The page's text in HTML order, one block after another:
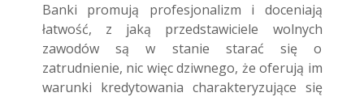
Banki promują profesjonalizm i doceniają
łatwość, z jaką przedstawiciele wolnych
zawodów są w stanie starać się o
zatrudnienie, nic więc dziwnego, że oferują im
warunki kredytowania charakteryzujące się